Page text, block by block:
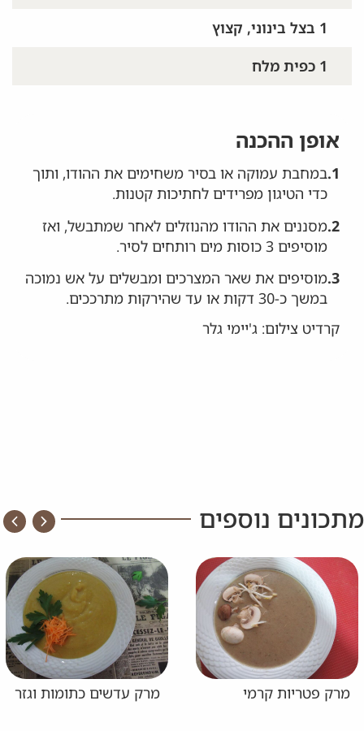
1 בצל בינוני, קצוץ
1 כפית מלח
אופן ההכנה
1. במחבת עמוקה או בסיר משחימים את ההודו, ותוך
כדי הטיגון מפרידים לחתיכות קטנות.
2. מסננים את ההודו מהנוזלים לאחר שמתבשל, ואז
מוסיפים 3 כוסות מים רותחים לסיר.
3. מוסיפים את שאר המצרכים ומבשלים על אש נמוכה
במשך כ-30 דקות או עד שהירקות מתרככים.
קרדיט צילום: ג'יימי גלר
מתכונים נוספים
מרק פטריות קרמי מרק עדשים כתומות וגזר